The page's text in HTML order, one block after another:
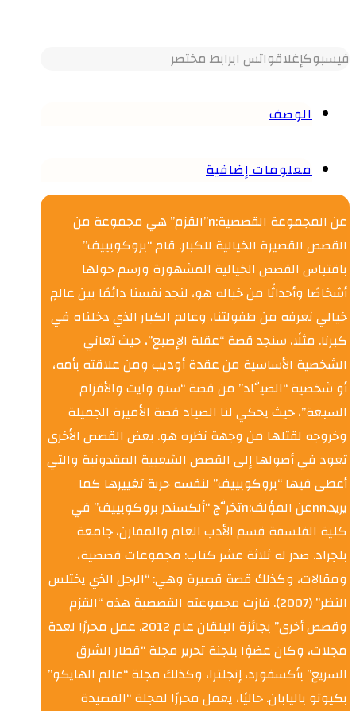
فيسبوكإغلاقواتس ابرابط مختصر
الوصف
معلومات إضافية
عن المجموعة القصصية:n”القزم” هي مجموعة من
القصص القصيرة الخيالية للكبار. قام “بروكوبييف”
باقتباس القصص الخيالية المشهورة ورسم حولها
أشخاصًا وأحداثًا من خياله هو، لنجد نفسنا دائمًا بين عالمٍ
خيالي نعرفه من طفولتنا، وعالم الكبار الذي دخلناه في
كبرنا. مثلًا، سنجد قصة “عقلة الإصبع”، حيث تعاني
الشخصية الأساسية من عقدة أوديب ومن علاقته بأمه،
أو شخصية “الصيَّاد” من قصة “سنو وايت والأقزام
السبعة”، حيث يحكي لنا الصياد قصة الأميرة الجميلة
وخروجه لقتلها من وجهة نظره هو. بعض القصص الأخرى
تعود في أصولها إلى القصص الشعبية المقدونية والتي
أعطى فيها “بروكوبييف” لنفسه حرية تغييرها كما
يريد.nnعن المؤلف:nتخرَّج “ألكسندر بروكوبييف” في
كلية الفلسفة قسم الأدب العام والمقارن، جامعة
بلجراد. صدر له ثلاثة عشر كتاب: مجموعات قصصية،
ومقالات، وكذلك قصة قصيرة وهي: “الرجل الذي يختلس
النظر” (2007). فازت مجموعته القصصية هذه “القزم
وقصص أخرى” بجائزة البلقان عام 2012. عمل محررًا لعدة
مجلات، وكان عضوًا بلجنة تحرير مجلة “قطار الشرق
السريع” بأكسفورد، إنجلترا، وكذلك مجلة “عالم الهايكو”
بكيوتو باليابان. حاليًا، يعمل محررًا لمجلة “القصيدة